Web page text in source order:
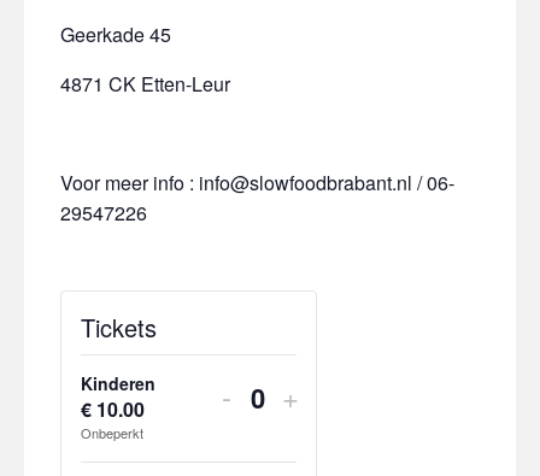
Geerkade 45
4871 CK Etten-Leur
Voor meer info : info@slowfoodbrabant.nl / 06-
29547226
Tickets
Kinderen
€ 10.00
Onbeperkt
Verhoog
-
H Verhoog
+